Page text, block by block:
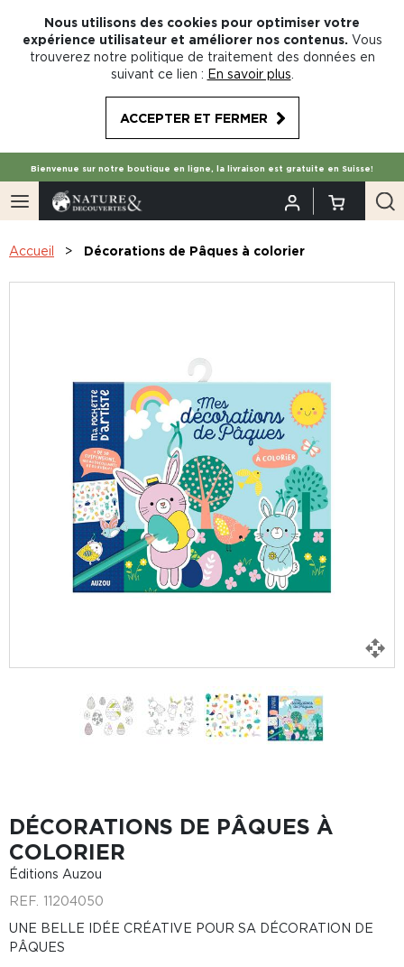
Nous utilisons des cookies pour optimiser votre
expérience utilisateur et améliorer nos contenus. Vous
trouverez notre politique de traitement des données en
suivant ce lien : En savoir plus
ACCEPTER ET FERMER
Bienvenue sur notre boutique en ligne, la livraison est gratuite en Suisse!
Accueil Décorations de Pâques à colorier
DÉCORATIONS DE PÂQUES À
COLORIER
Éditions Auzou
REF. 11204050
UNE BELLE IDÉE CRÉATIVE POUR SA DÉCORATION DE
PÂQUES